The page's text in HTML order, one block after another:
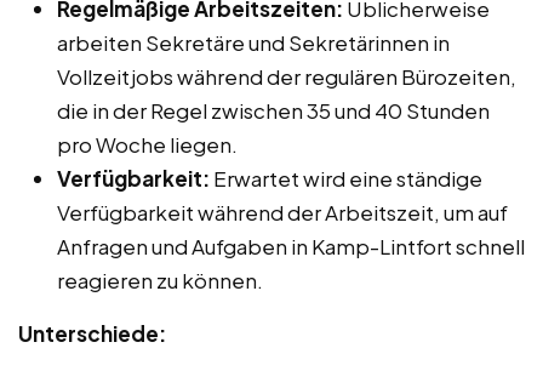
Regelmäßige Arbeitszeiten: Üblicherweise
arbeiten Sekretäre und Sekretärinnen in
Vollzeitjobs während der regulären Bürozeiten,
die in der Regel zwischen 35 und 40 Stunden
pro Woche liegen.
Verfügbarkeit: Erwartet wird eine ständige
Verfügbarkeit während der Arbeitszeit, um auf
Anfragen und Aufgaben in Kamp-Lintfort schnell
reagieren zu können.
Unterschiede: